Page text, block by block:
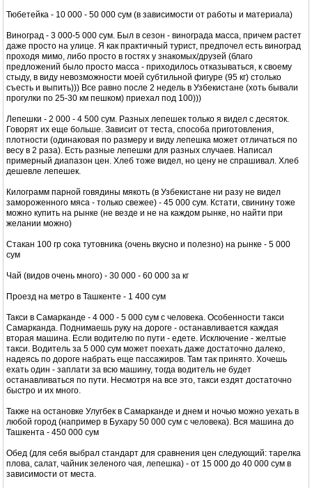
Тюбетейка - 10 000 - 50 000 сум (в зависимости от работы и материала)
Виноград - 3 000-5 000 сум. Был в сезон - винограда масса, причем растет
даже просто на улице. Я как практичный турист, предпочел есть виноград
проходя мимо, либо просто в гостях у знакомых/друзей (благо
предложений было просто масса - приходилось отказываться, к своему
стыду, в виду невозможности моей субтильной фигуре (95 кг) столько
съесть и выпить))) Все равно после 2 недель в Узбекистане (хоть бывали
прогулки по 25-30 км пешком) приехал под 100)))
Лепешки - 2 000 - 4 500 сум. Разных лепешек только я видел с десяток.
Говорят их еще больше. Зависит от теста, способа приготовления,
плотности (одинаковая по размеру и виду лепешка может отличаться по
весу в 2 раза). Есть разные лепешки для разных случаев. Написал
примерный диапазон цен. Хлеб тоже видел, но цену не спрашивал. Хлеб
дешевле лепешек.
Килограмм парной говядины мякоть (в Узбекистане ни разу не видел
замороженного мяса - только свежее) - 45 000 сум. Кстати, свинину тоже
можно купить на рынке (не везде и не на каждом рынке, но найти при
желании можно)
Стакан 100 гр сока тутовника (очень вкусно и полезно) на рынке - 5 000
сум
Чай (видов очень много) - 30 000 - 60 000 за кг
Проезд на метро в Ташкенте - 1 400 сум
Такси в Самарканде - 4 000 - 5 000 сум с человека. Особенности такси
Самарканда. Поднимаешь руку на дороге - останавливается каждая
вторая машина. Если водителю по пути - едете. Исключение - желтые
такси. Водитель за 5 000 сум может поехать даже достаточно далеко,
надеясь по дороге набрать еще пассажиров. Там так принято. Хочешь
ехать один - заплати за всю машину, тогда водитель не будет
останавливаться по пути. Несмотря на все это, такси ездят достаточно
быстро и их много.
Также на остановке Улугбек в Самарканде и днем и ночью можно уехать в
любой город (например в Бухару 50 000 сум с человека). Вся машина до
Ташкента - 450 000 сум
Обед (для себя выбрал стандарт для сравнения цен следующий: тарелка
плова, салат, чайник зеленого чая, лепешка) - от 15 000 до 40 000 сум в
зависимости от места.